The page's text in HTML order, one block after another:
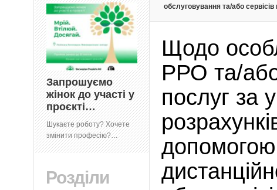
обслуговування та/або сервісів
Щодо
РРО та/
послуг за
допомогою
Запрошуємо
жінок до участі у
проєкті…
Шукаєте роботу? Хочете
змінити професію?…
Розділи